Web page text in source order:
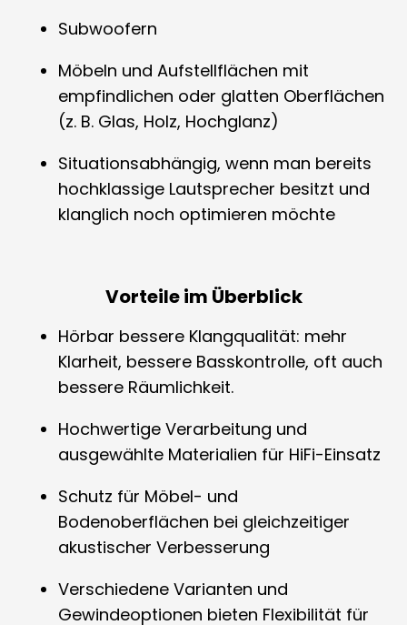
Subwoofern
Möbeln und Aufstellflächen mit
empfindlichen oder glatten Oberflächen
(z. B. Glas, Holz, Hochglanz)
Situationsabhängig, wenn man bereits
hochklassige Lautsprecher besitzt und
klanglich noch optimieren möchte
Vorteile im Überblick
Hörbar bessere Klangqualität: mehr
Klarheit, bessere Basskontrolle, oft auch
bessere Räumlichkeit.
Hochwertige Verarbeitung und
ausgewählte Materialien für HiFi-Einsatz
Schutz für Möbel- und
Bodenoberflächen bei gleichzeitiger
akustischer Verbesserung
Verschiedene Varianten und
Gewindeoptionen bieten Flexibilität für